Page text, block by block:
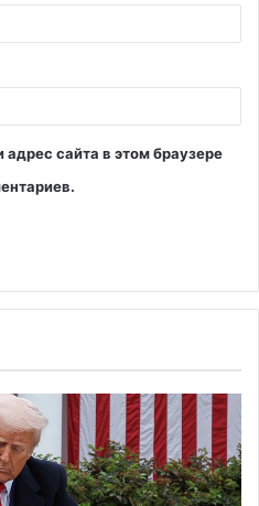
сайта в этом браузере
об